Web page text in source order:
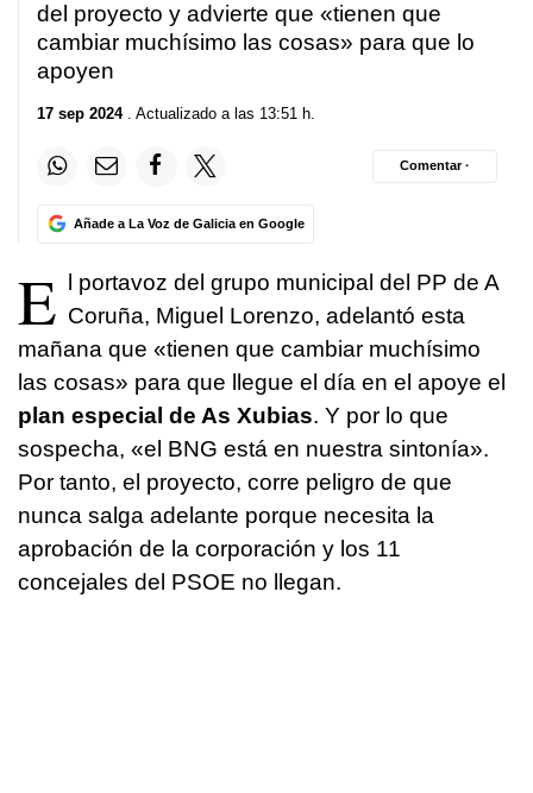
del proyecto y advierte que «tienen que
cambiar muchísimo las cosas» para que lo
apoyen
17 sep 2024. Actualizado a las 13:51 h.
Añade a La Voz de Galicia en Google
Comentar ·
E l portavoz del grupo municipal del PP de A
Coruña, Miguel Lorenzo, adelantó esta
mañana que «tienen que cambiar muchísimo
las cosas» para que llegue el día en el apoye el
plan especial de As Xubias. Y por lo que
sospecha, «el BNG está en nuestra sintonía».
Por tanto, el proyecto, corre peligro de que
nunca salga adelante porque necesita la
aprobación de la corporación y los 11
concejales del PSOE no llegan.